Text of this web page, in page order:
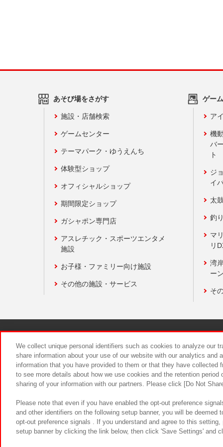
あそび場をさがす
施設・店舗検索
ゲームセンター
テーマパーク・ゆうえんち
体験型ショップ
オフィシャルショップ
期間限定ショップ
ガシャポン専門店
アスレチック・スポーツエンタメ
施設
お子様・ファミリー向け施設
その他の施設・サービス
ゲー
ア
機
バ
ト
ジ
イ
太
釣
マ
リ
湾
ー
そ
食品のご
We collect unique personal identifiers such as cookies to analyze our
share information about your use of our website with our analytics and
information that you have provided to them or that they have
to see more details about how we use cookies and the retention
sharing of your information with our partners. Please click [Do Not
Please note that even if you have enabled the opt-out preference
and other identifiers on the following setup banner, you will be
opt-out preference signals . If you understand and agree to this
setup banner by clicking the link below, then click 'Save Settings' and